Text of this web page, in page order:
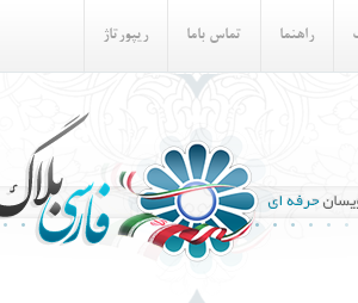
راهنما تماس باما ريپورتاژ